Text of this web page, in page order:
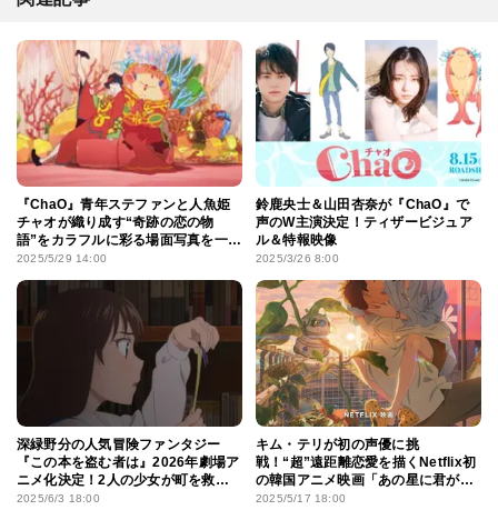
『ChaO』青年ステファンと人魚姫
チャオが織り成す“奇跡の恋の物
語”をカラフルに彩る場面写真を一挙
公開！
2025/5/29 14:00
鈴鹿央士＆山田杏奈が『ChaO』で
声のW主演決定！ティザービジュア
ル＆特報映像
2025/3/26 8:00
深緑野分の人気冒険ファンタジー
『この本を盗む者は』2026年劇場ア
ニメ化決定！2人の少女が町を救う
冒険へ
2025/6/3 18:00
キム・テリが初の声優に挑
戦！“超”遠距離恋愛を描くNetflix初
の韓国アニメ映画「あの星に君がい
る」予告編が到着
2025/5/17 18:00